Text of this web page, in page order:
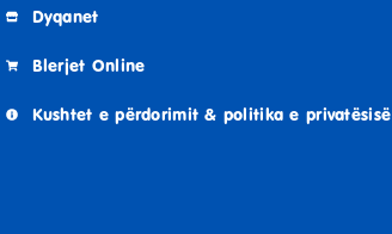
Dyqanet
Blerjet Online
Kushtet e përdorimit & politika e privatësisë